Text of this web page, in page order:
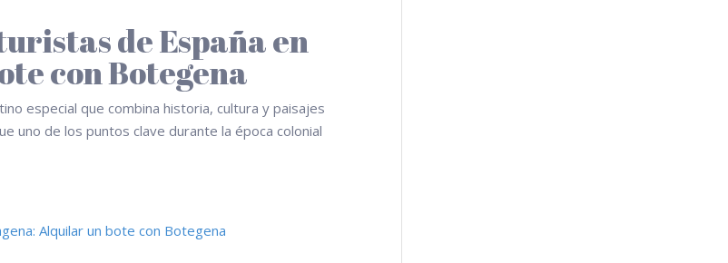
de España en
con Botegena
especial que combina historia, cultura y paisajes
uno de los puntos clave durante la época colonial